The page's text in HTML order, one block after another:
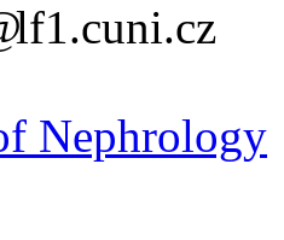
lf1.cuni.cz
Nephrology